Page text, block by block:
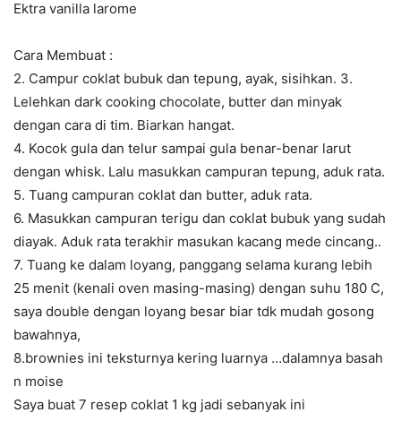
Ektra vanilla larome
Cara Membuat :
2. Campur coklat bubuk dan tepung, ayak, sisihkan. 3.
Lelehkan dark cooking chocolate, butter dan minyak
dengan cara di tim. Biarkan hangat.
4. Kocok gula dan telur sampai gula benar-benar larut
dengan whisk. Lalu masukkan campuran tepung, aduk rata.
5. Tuang campuran coklat dan butter, aduk rata.
6. Masukkan campuran terigu dan coklat bubuk yang sudah
diayak. Aduk rata terakhir masukan kacang mede cincang..
7. Tuang ke dalam loyang, panggang selama kurang lebih
25 menit (kenali oven masing-masing) dengan suhu 180 C,
saya double dengan loyang besar biar tdk mudah gosong
bawahnya,
8.brownies ini teksturnya kering luarnya …dalamnya basah
n moise
Saya buat 7 resep coklat 1 kg jadi sebanyak ini